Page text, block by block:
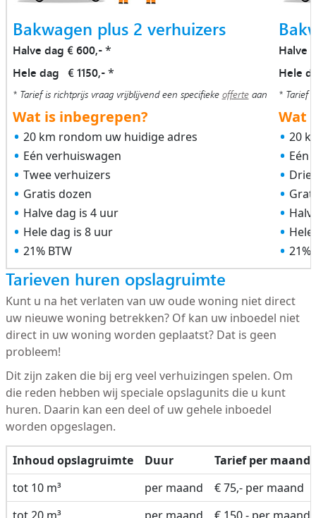
Bakwagen plus 2 verhuizers
Halve dag € 600,-*
Hele dag € 1150,-*
* Tarief is richtprijs vraag vrijblijvend een specifieke offerteaan
Wat is inbegrepen?
20 km rondom uw huidige adres
Eén verhuiswagen
Twee verhuizers
Gratis dozen
Halve dag is 4 uur
Hele dag is 8 uur
21% BTW
Halve
Hele
* Tarief
Wat
20
Eén
Drie
21%
Tarieven huren opslagruimte
Kunt u na het verlaten van uw oude woning niet direct
uw nieuwe woning betrekken? Of kan uw inboedel niet
direct in uw woning worden geplaatst? Dat is geen
probleem!
Dit zijn zaken die bij erg veel verhuizingen spelen. Om
die reden hebben wij speciale opslagunits die u kunt
huren. Daarin kan een deel of uw gehele inboedel
worden opgeslagen.
Inhoud opslagruimte Duur
Tarief per maand
tot 10 m³
per maand
€ 75,- per maand